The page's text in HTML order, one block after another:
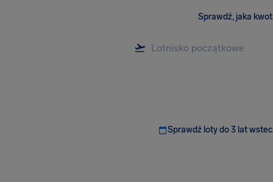
Sprawdź, jaka
Sprawdź loty do 3 lat